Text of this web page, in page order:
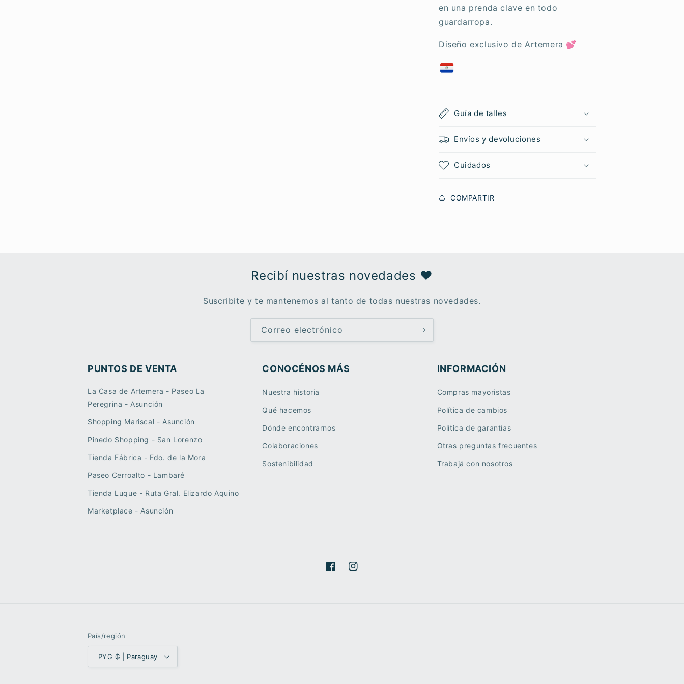
en una prenda clave en todo
guardarropa.
Diseño exclusivo de Artemera 💕
Guía de talles
Envíos y devoluciones
Cuidados
COMPARTIR
Recibí nuestras novedades ♥︎
Suscribite y te mantenemos al tanto de todas nuestras novedades.
Correo electrónico
PUNTOS DE VENTA
La Casa de Artemera - Paseo La
Peregrina - Asunción
Shopping Mariscal - Asunción
Pinedo Shopping - San Lorenzo
Tienda Fábrica - Fdo. de la Mora
Paseo Cerroalto - Lambaré
Tienda Luque - Ruta Gral. Elizardo Aquino
Marketplace - Asunción
CONOCÉNOS MÁS
Nuestra historia
Qué hacemos
Dónde encontrarnos
Colaboraciones
Sostenibilidad
INFORMACIÓN
Compras mayoristas
Política de cambios
Política de garantías
Otras preguntas frecuentes
Trabajá con nosotros
FacebookInstagram
País/región
PYG ₲ | Paraguay